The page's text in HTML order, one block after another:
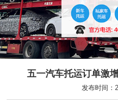
五一汽车托运订单激
发布时间：